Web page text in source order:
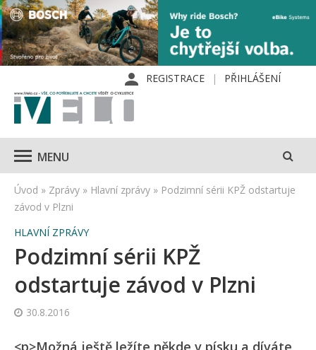
REGISTRACE PŘIHLÁŠENÍ
MENU
Úvod » Zprávy » Hlavní zprávy » Podzimní sérii KPŽ odstartuje
závod v Plzni
HLAVNÍ ZPRÁVY
Podzimní sérii KPŽ
odstartuje závod v Plzni
30.8.2016